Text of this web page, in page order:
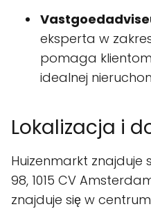
eksperta w
pomaga
idealnej
Lokalizacja i
Huizenmarkt znajduje
98, 1015 CV
znajduje się w